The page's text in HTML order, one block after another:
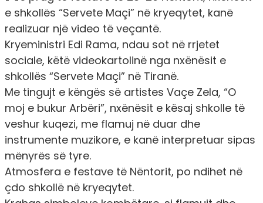
e shkollës “Servete Maçi” në kryeqytet, kanë
realizuar një video të veçantë.
Kryeministri Edi Rama, ndau sot në rrjetet
sociale, këtë videokartolinë nga nxënësit e
shkollës “Servete Maçi” në Tiranë.
Me tingujt e këngës së artistes Vaçe Zela, “O
moj e bukur Arbëri”, nxënësit e kësaj shkolle të
veshur kuqezi, me flamuj në duar dhe
instrumente muzikore, e kanë interpretuar sipas
mënyrës së tyre.
Atmosfera e festave të Nëntorit, po ndihet në
çdo shkollë në kryeqytet.